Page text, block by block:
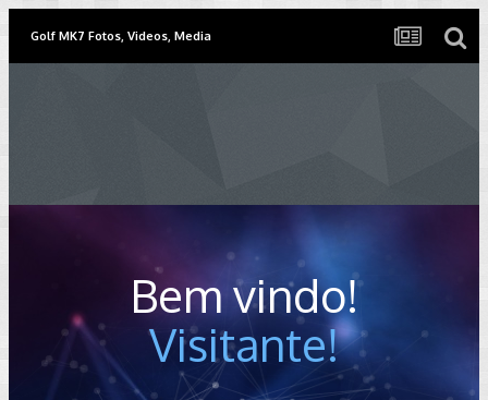
Golf MK7 Fotos, Videos, Media
Bem vindo!
Visitante!